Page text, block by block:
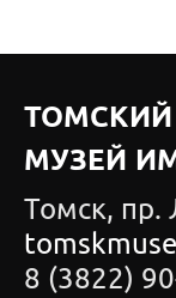
ТОМСКИЙ
МУЗЕЙ
Томск, пр.
8 (3822)